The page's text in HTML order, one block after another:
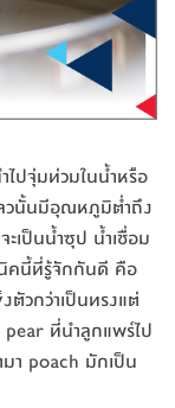
ไปจุ่มท่วมในน้ำหรือ
ลวนั้นมีอุณหภูมิต่ำถึง
เป็นน้ำซุป น้ำเชื่อม
นิคนี้ที่รู้จักกันดี คือ
ตัวกว่าเป็นทรงแต่
pear ที่นำลูกแพร์ไป
า poach มักเป็น